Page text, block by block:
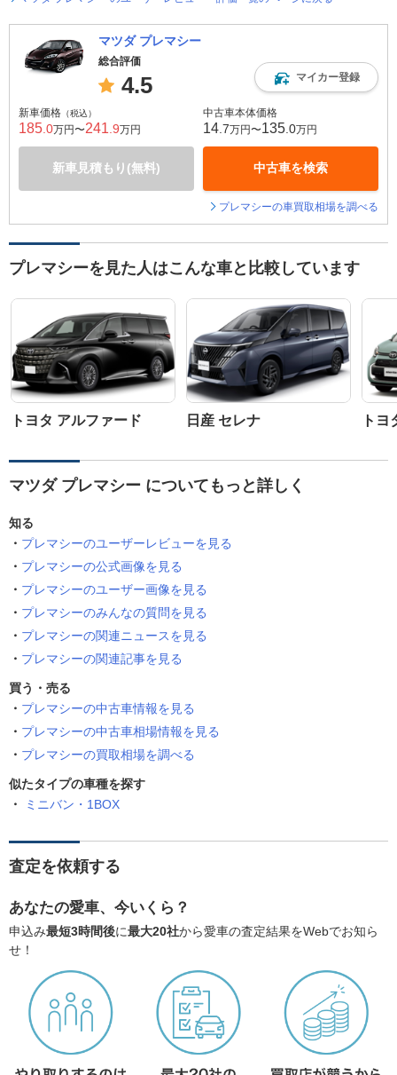
マツダ プレマシー
総合評価
4.5 マイカー登録
新車価格 （税込）
185 .0万円〜241 .9万円
新車見積もり(無料)
中古車本体価格
14 .7万円〜135 .0万円
中古車を検索
プレマシーの車買取相場を調べる
プレマシーを見た人はこんな車と比較しています
トヨタ アルファード 日産 セレナ ト
マツダ プレマシー についてもっと詳しく
知る
プレマシーのユーザーレビューを見る
プレマシーの公式画像を見る
プレマシーのユーザー画像を見る
プレマシーのみんなの質問を見る
プレマシーの関連ニュースを見る
プレマシーの関連記事を見る
買う・売る
プレマシーの中古車情報を見る
プレマシーの中古車相場情報を見る
プレマシーの買取相場を調べる
似たタイプの車種を探す
ミニバン・1BOX
査定を依頼する
あなたの愛車、今いくら？
申込み最短3時間後に最大20社から愛車の査定結果をWebでお知ら
せ！